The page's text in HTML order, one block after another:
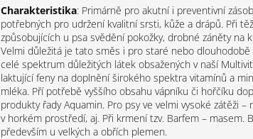
Charakteristika: Primárně pro akutní i preventivní
potřebných pro udržení kvalitní srsti, kůže a drápů. Při
způsobujících u psa svědění pokožky, drobné záněty na
Velmi důležitá je tato směs i pro staré nebo
celé spektrum důležitých látek obsažených v naší
laktující feny na doplnění širokého spektra vitamínů a
mléka. Pří potřebě vyššího obsahu vápníku či hořčíku
produkty řady Aquamin. Pro psy ve velmi vysoké zátěži –
v horkém prostředí, aj. Při krmení tzv. Barfem –
především u velkých a obřích plemen.